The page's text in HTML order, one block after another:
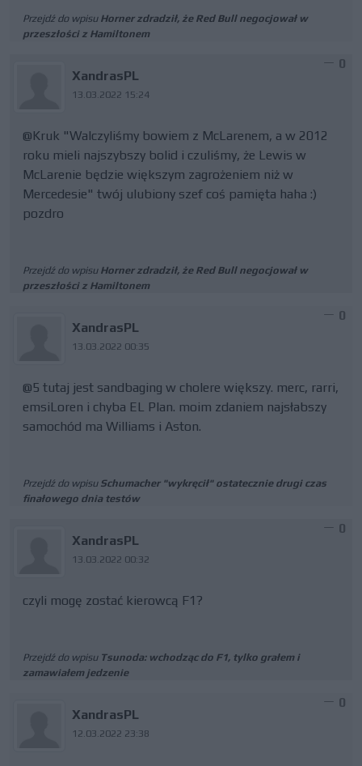
Przejdź do wpisu Horner zdradził, że Red Bull negocjował w
przeszłości z Hamiltonem
XandrasPL
13.03.2022 15:24
0
@Kruk "Walczyliśmy bowiem z McLarenem, a w 2012
roku mieli najszybszy bolid i czuliśmy, że Lewis w
McLarenie będzie większym zagrożeniem niż w
Mercedesie" twój ulubiony szef coś pamięta haha :)
pozdro
Przejdź do wpisu Horner zdradził, że Red Bull negocjował w
przeszłości z Hamiltonem
XandrasPL
13.03.2022 00:35
0
@5 tutaj jest sandbaging w cholere większy. merc, rarri,
emsiLoren i chyba EL Plan. moim zdaniem najsłabszy
samochód ma Williams i Aston.
Przejdź do wpisu Schumacher "wykręcił" ostatecznie drugi czas
finałowego dnia testów
XandrasPL
13.03.2022 00:32
0
czyli mogę zostać kierowcą F1?
Przejdź do wpisu Tsunoda: wchodząc do F1, tylko grałem i
zamawiałem jedzenie
XandrasPL
12.03.2022 23:38
0